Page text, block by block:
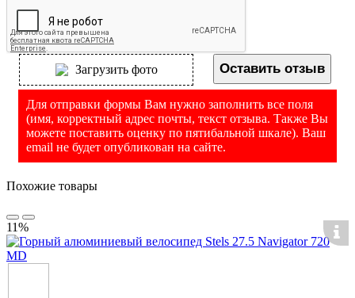
Загрузить фото Оставить отзыв
Для отправки формы Вам нужно заполнить все поля
(имя, корректный адрес почты, текст отзыва. Также Вы
можете поставить оценку по пятибальной шкале). Ваш
email не будет опубликован на сайте.
Похожие товары
11%